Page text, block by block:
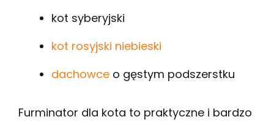
kot syberyjski
kot rosyjski niebieski
dachowce o gęstym podszerstku
Furminator dla kota to praktyczne i bardzo